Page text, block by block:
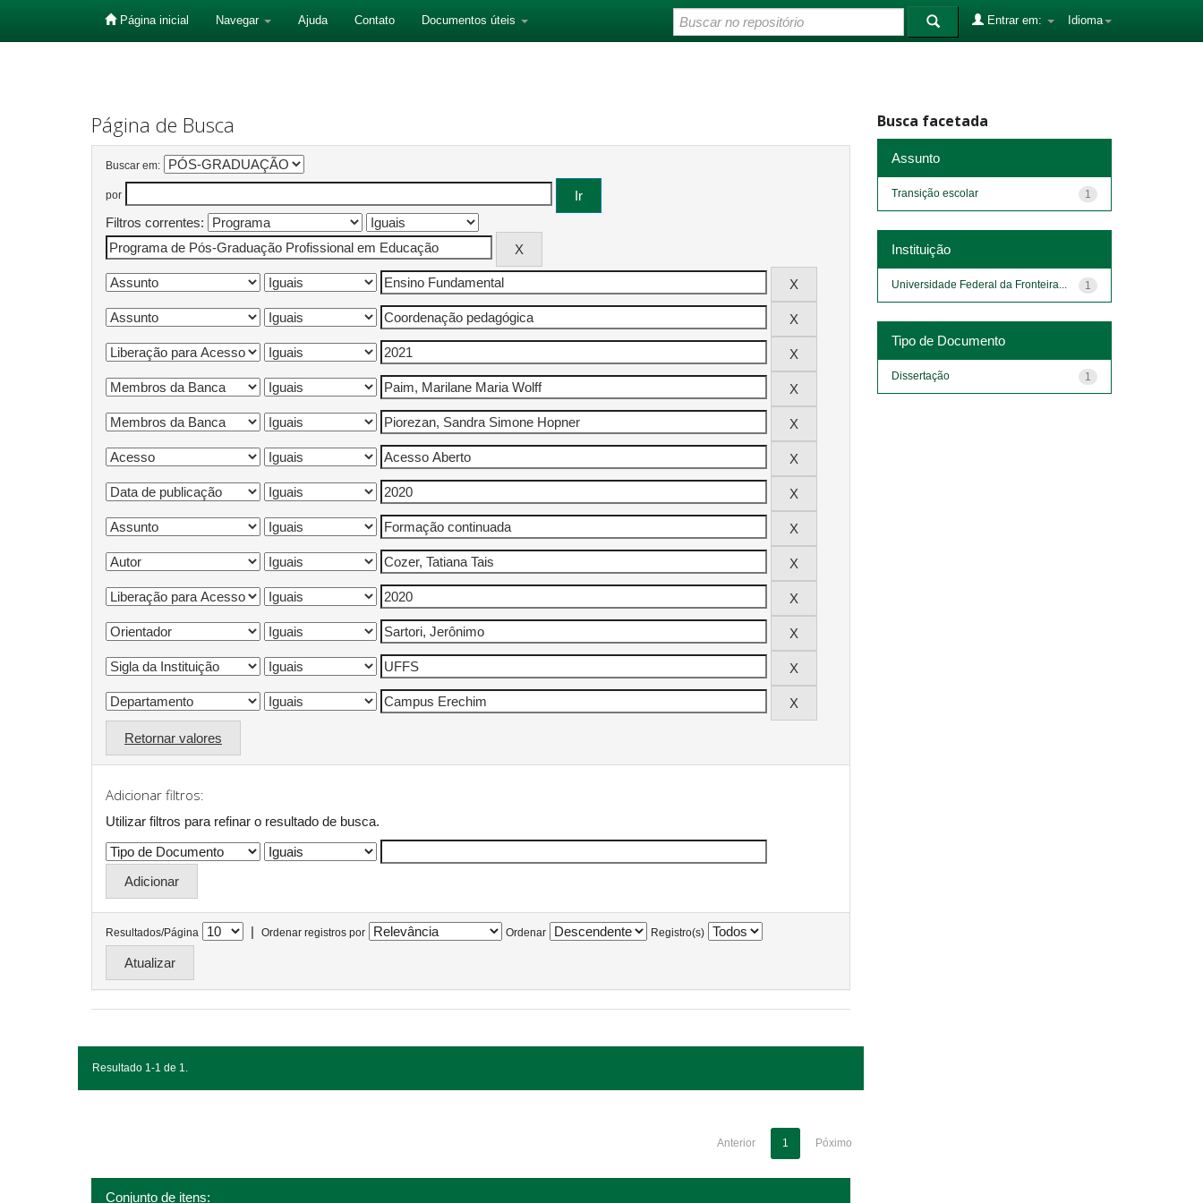
Página inicial Navegar Ajuda Contato Documentos úteis Idioma
Entrar em:
Página de Busca
Buscar em:
por
Filtros correntes:
Retornar valores
Adicionar filtros:
Utilizar filtros para refinar o resultado de busca.
Resultados/Página | Ordenar registros por Ordenar Registro(s)
Resultado 1-1 de 1.
Anterior 1 Póximo
Conjunto de itens:
Busca facetada
Assunto
1
Transição escolar
Instituição
1
Universidade Federal da Fronteira...
Tipo de Documento
1
Dissertação